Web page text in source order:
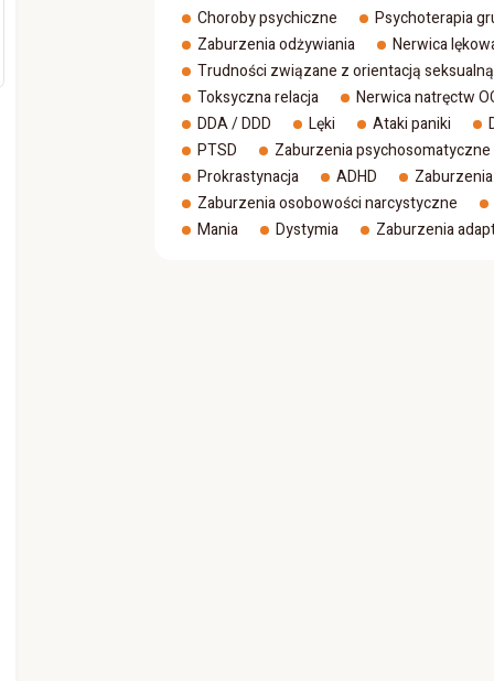
Choroby psychiczne
Psychoterapia
Zaburzenia odżywiania
Nerwica
Trudności związane z orientacją
Toksyczna relacja
Nerwica natręctw
DDA / DDD
Lęki Ataki paniki
PTSD
Zaburzenia psychosomatyczne
Prokrastynacja
ADHD
Zaburzenia osobowości narcystyczne
Mania
Dystymia Zaburzenia